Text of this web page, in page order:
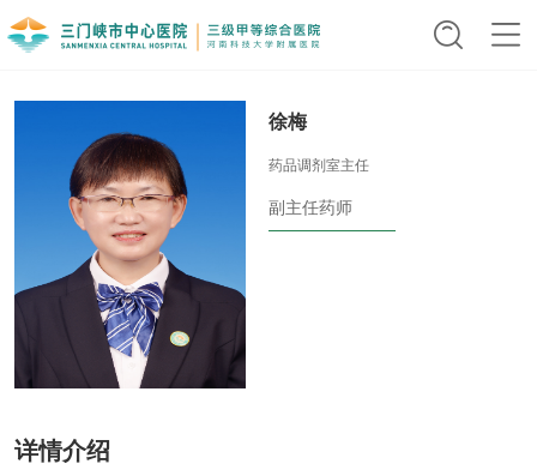
徐梅
药品调剂室主任
副主任药师
详情介绍